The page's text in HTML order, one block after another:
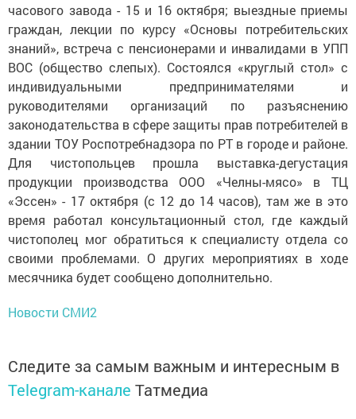
часового завода - 15 и 16 октября; выездные приемы
граждан, лекции по курсу «Основы потребительских
знаний», встреча с пенсионерами и инвалидами в УПП
ВОС (общество слепых). Состоялся «круглый стол» с
индивидуальными предпринимателями и
руководителями организаций по разъяснению
законодательства в сфере защиты прав пот­ребителей в
здании ТОУ Роспот­ребнадзора по РТ в городе и районе.
Для чистопольцев прошла выставка-дегустация
продукции производства ООО «Челны-мясо» в ТЦ
«Эссен» - 17 октября (с 12 до 14 часов), там же в это
время работал консультационный стол, где каждый
чистополец мог обратиться к специалисту отдела со
своими проблемами. О других мероприятиях в ходе
месячника будет сообщено дополнительно.
Новости СМИ2
Следите за самым важным и интересным в
Telegram-канале Татмедиа